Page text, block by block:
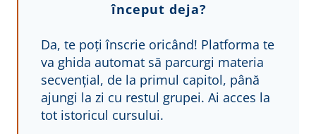
început deja?
Da, te poți înscrie oricând! Platforma te
va ghida automat să parcurgi materia
secvențial, de la primul capitol, până
ajungi la zi cu restul grupei. Ai acces la
tot istoricul cursului.